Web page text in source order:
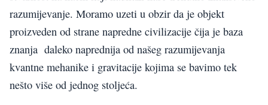
razumijevanje. Moramo uzeti u obzir da je objekt
proizveden od strane napredne civilizacije čija je baza
znanja daleko naprednija od našeg razumijevanja
kvantne mehanike i gravitacije kojima se bavimo tek
nešto više od jednog stoljeća.